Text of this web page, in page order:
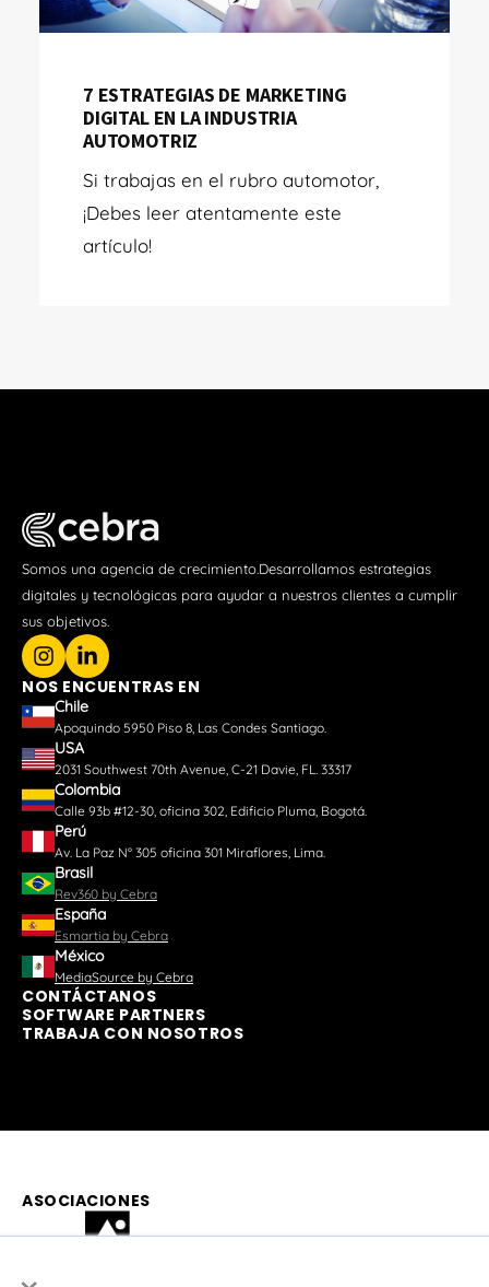
7 ESTRATEGIAS DE MARKETING
DIGITAL EN LA INDUSTRIA
AUTOMOTRIZ
Si trabajas en el rubro automotor,
¡Debes leer atentamente este
artículo!
Somos una agencia de crecimiento.Desarrollamos estrategias
digitales y tecnológicas para ayudar a nuestros clientes a cumplir
sus objetivos.
NOS ENCUENTRAS EN
Chile
Apoquindo 5950 Piso 8, Las Condes Santiago.
USA
2031 Southwest 70th Avenue, C-21 Davie, FL. 33317
Colombia
Calle 93b #12-30, oficina 302, Edificio Pluma, Bogotá.
Perú
Av. La Paz N° 305 oficina 301 Miraflores, Lima.
Brasil
Rev360 by Cebra
España
Esmartia by Cebra
México
MediaSource by Cebra
CONTÁCTANOS
SOFTWARE PARTNERS
TRABAJA CON NOSOTROS
ASOCIACIONES